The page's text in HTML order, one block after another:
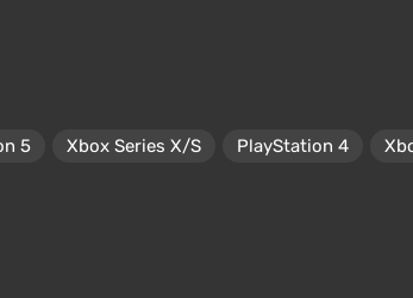
5 Xbox Series X/S PlayStation 4